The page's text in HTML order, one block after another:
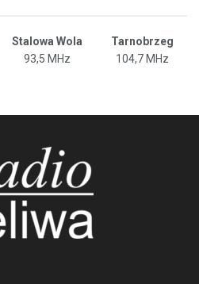
Stalowa Wola
Tarnobrzeg
93,5 MHz 104,7 MHz